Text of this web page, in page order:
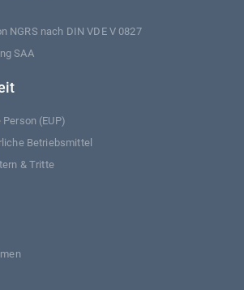
NGRS nach DIN VDE V 0827
SAA
(EUP)
Betriebsmittel
& Tritte